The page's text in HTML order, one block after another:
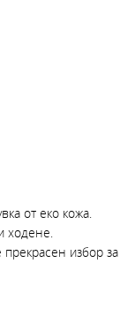
от еко кожа.
ходене.
избор за